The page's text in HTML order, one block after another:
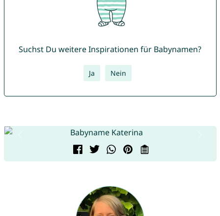
Suchst Du weitere Inspirationen für Babynamen?
Ja Nein